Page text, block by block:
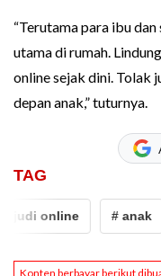
“Terutama para ibu
utama di rumah.
online sejak dini. Tolak
depan anak,” tuturnya.
TAG
judi online # anak